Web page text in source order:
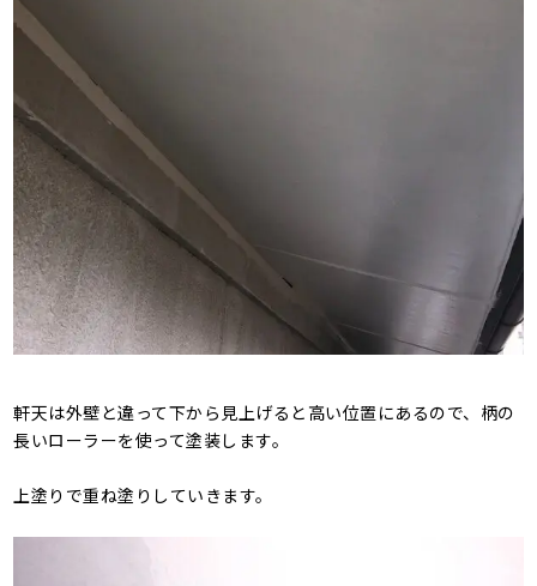
軒天は外壁と違って下から見上げると高い位置にあるので、柄の
長いローラーを使って塗装します。
上塗りで重ね塗りしていきます。